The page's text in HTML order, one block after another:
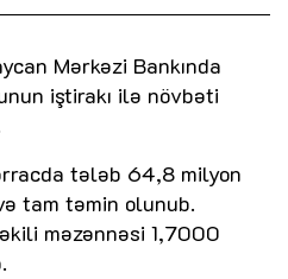
Mərkəzi Bankında
iştirakı ilə növbəti
tələb 64,8 milyon
tam təmin olunub.
məzənnəsi 1,7000